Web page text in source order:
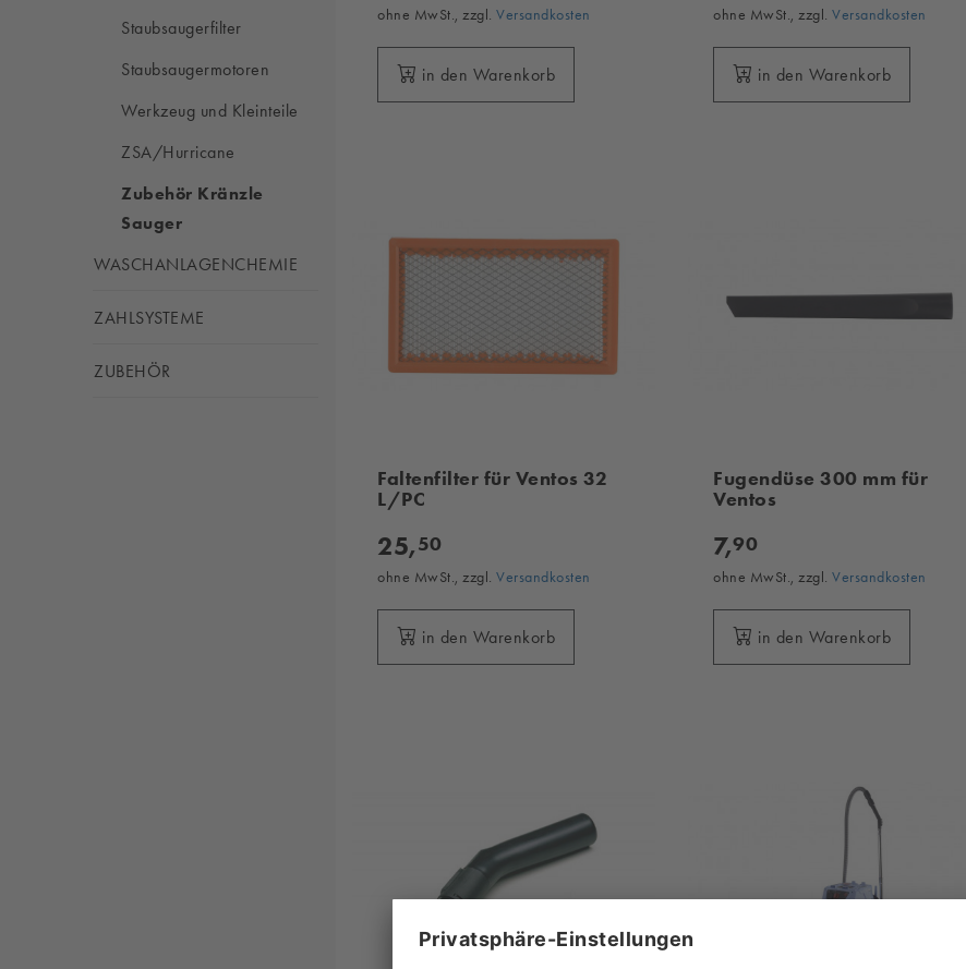
Staubsaugerfilter
Staubsaugermotoren
Werkzeug und Kleinteile
ZSA/Hurricane
Zubehör Kränzle
Sauger
WASCHANLAGENCHEMIE
ZAHLSYSTEME
ZUBEHÖR
ohne MwSt., zzgl.Versandkosten
in den Warenkorb
ohne MwSt., zzgl.Versandkosten
in den Warenkorb
Faltenfilter für Ventos 32
L/PC
25,50
ohne MwSt., zzgl.Versandkosten
in den Warenkorb
Fugendüse 300 mm für
Ventos
7,90
ohne MwSt., zzgl.Versandkosten
in den Warenkorb